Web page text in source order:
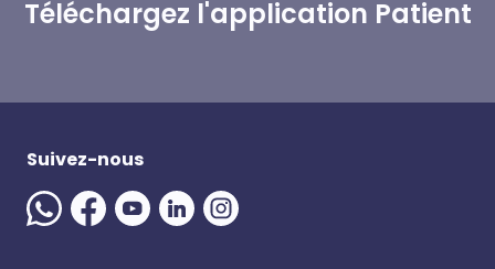
Téléchargez l'application Patient
Suivez-nous